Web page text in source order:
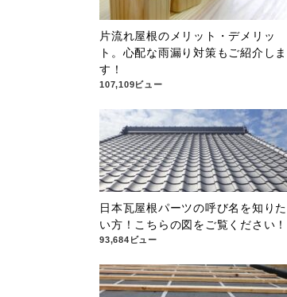
片流れ屋根のメリット・デメリッ
ト。心配な雨漏り対策もご紹介しま
す！
107,109ビュー
日本瓦屋根パーツの呼び名を知りた
い方！こちらの図をご覧ください！
93,684ビュー